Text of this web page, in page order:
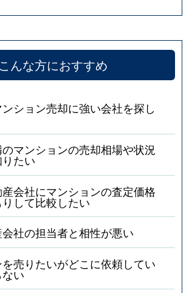
こんな方におすすめ
ション売却に強い会社を探し
マンションの売却相場や状況
たい
会社にマンションの査定価格
して比較したい
社の担当者と相性が悪い
売りたいがどこに依頼してい
い